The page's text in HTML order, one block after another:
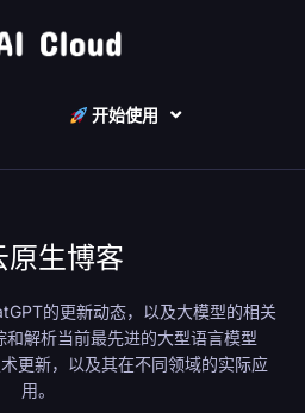
开始使用
原生博客
的更新动态，以及大模型的相关
和解析当前最先进的大型语言模型
更新，以及其在不同领域的实际应
用。